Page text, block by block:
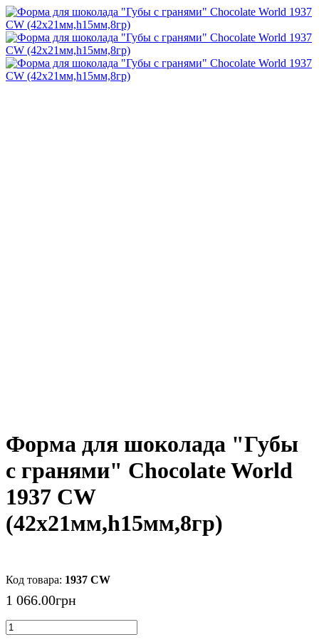
Форма для шоколада "Губы
с гранями" Chocolate World
1937 CW
(42x21мм,h15мм,8гр)
1937 CW
1 066.00грн